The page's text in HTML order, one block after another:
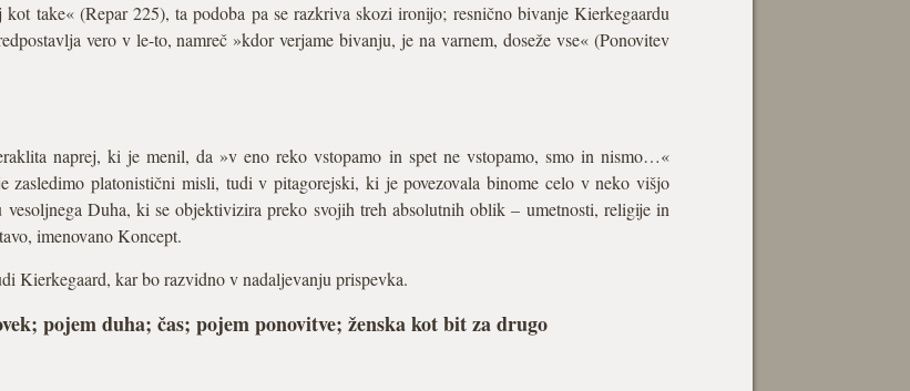
take« (Repar 225), ta podoba pa se razkriva skozi ironijo; resnično bivanje Kierkegaardu
vero v le-to, namreč »kdor verjame bivanju, je na varnem, doseže vse« (Ponovitev
naprej, ki je menil, da »v eno reko vstopamo in spet ne vstopamo, smo in nismo…«
zasledimo platonistični misli, tudi v pitagorejski, ki je povezovala binome celo v neko višjo
Duha, ki se objektivizira preko svojih treh absolutnih oblik – umetnosti, religije in
imenovano Koncept.
Kierkegaard, kar bo razvidno v nadaljevanju prispevka.
pojem duha; čas; pojem ponovitve; ženska kot bit za drugo